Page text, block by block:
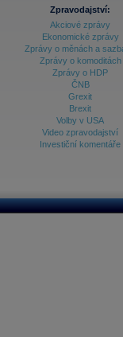
Zpravodajství:
Akciové zprávy
Ekonomické zprávy
Zprávy o měnách a
Zprávy o komoditách
Zprávy o HDP
ČNB
Grexit
Brexit
Volby v USA
Video zpravodajství
Investiční komentáře